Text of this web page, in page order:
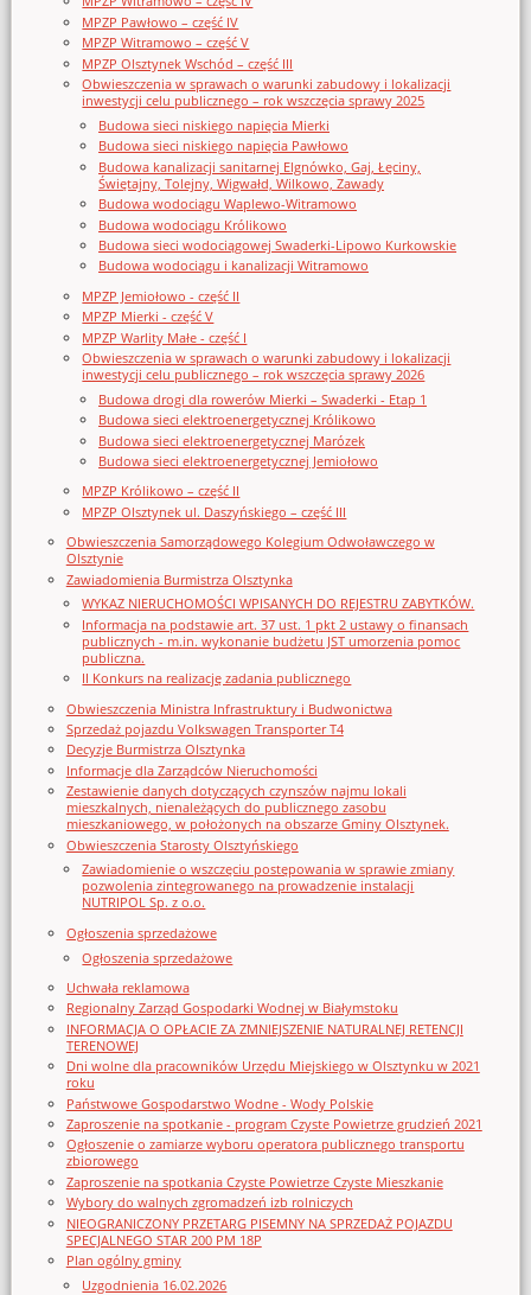
MPZP Pawłowo – część IV
MPZP Witramowo – część V
MPZP Olsztynek Wschód – część III
Obwieszczenia w sprawach o warunki zabudowy i lokalizacji
inwestycji celu publicznego – rok wszczęcia sprawy 2025
Budowa sieci niskiego napięcia Mierki
Budowa sieci niskiego napięcia Pawłowo
Budowa kanalizacji sanitarnej Elgnówko, Gaj, Łęciny,
Świętajny, Tolejny, Wigwałd, Wilkowo, Zawady
Budowa wodociągu Waplewo-Witramowo
Budowa wodociągu Królikowo
Budowa sieci wodociągowej Swaderki-Lipowo Kurkowskie
Budowa wodociągu i kanalizacji Witramowo
MPZP Jemiołowo - część II
MPZP Mierki - część V
MPZP Warlity Małe - część I
Obwieszczenia w sprawach o warunki zabudowy i lokalizacji
inwestycji celu publicznego – rok wszczęcia sprawy 2026
Budowa drogi dla rowerów Mierki – Swaderki - Etap 1
Budowa sieci elektroenergetycznej Królikowo
Budowa sieci elektroenergetycznej Marózek
Budowa sieci elektroenergetycznej Jemiołowo
MPZP Królikowo – część II
MPZP Olsztynek ul. Daszyńskiego – część III
Obwieszczenia Samorządowego Kolegium Odwoławczego w
Olsztynie
Zawiadomienia Burmistrza Olsztynka
WYKAZ NIERUCHOMOŚCI WPISANYCH DO REJESTRU ZABYTKÓW.
Informacja na podstawie art. 37 ust. 1 pkt 2 ustawy o finansach
publicznych - m.in. wykonanie budżetu JST umorzenia pomoc
publiczna.
II Konkurs na realizację zadania publicznego
Obwieszczenia Ministra Infrastruktury i Budwonictwa
Sprzedaż pojazdu Volkswagen Transporter T4
Decyzje Burmistrza Olsztynka
Informacje dla Zarządców Nieruchomości
Zestawienie danych dotyczących czynszów najmu lokali
mieszkalnych, nienależących do publicznego zasobu
mieszkaniowego, w położonych na obszarze Gminy Olsztynek.
Obwieszczenia Starosty Olsztyńskiego
Zawiadomienie o wszczęciu postępowania w sprawie zmiany
pozwolenia zintegrowanego na prowadzenie instalacji
NUTRIPOL Sp. z o.o.
Ogłoszenia sprzedażowe
Ogłoszenia sprzedażowe
Uchwała reklamowa
Regionalny Zarząd Gospodarki Wodnej w Białymstoku
INFORMACJA O OPŁACIE ZA ZMNIEJSZENIE NATURALNEJ RETENCJI
TERENOWEJ
Dni wolne dla pracowników Urzędu Miejskiego w Olsztynku w 2021
roku
Państwowe Gospodarstwo Wodne - Wody Polskie
Zaproszenie na spotkanie - program Czyste Powietrze grudzień 2021
Ogłoszenie o zamiarze wyboru operatora publicznego transportu
zbiorowego
Zaproszenie na spotkania Czyste Powietrze Czyste Mieszkanie
Wybory do walnych zgromadzeń izb rolniczych
NIEOGRANICZONY PRZETARG PISEMNY NA SPRZEDAŻ POJAZDU
SPECJALNEGO STAR 200 PM 18P
Plan ogólny gminy
Uzgodnienia 16.02.2026